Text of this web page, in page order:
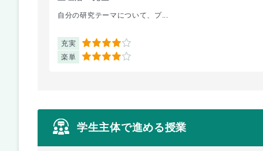
自分の研究テーマについて、プ...
充実 4
楽単 4
学生主体で進める授業